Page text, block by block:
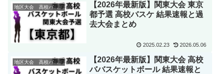
地区大会 高校バスケ
【2026年最新版】関東大会 東京
都予選 高校バスケ 結果速報と過
去大会まとめ
2025.02.23 2026.05.06
地区大会 高校バスケ
【2026年最新版】関東大会 高校
ババスケットボール 結果速報と